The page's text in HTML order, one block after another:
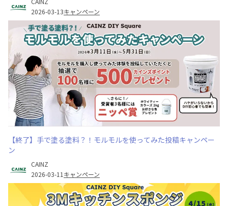
2026-03-13キャンペーン
【終了】​手で塗る塗料？！モルモルを使ってみた投稿キャンペー
ン
CAINZ
2026-03-11 キャンペーン